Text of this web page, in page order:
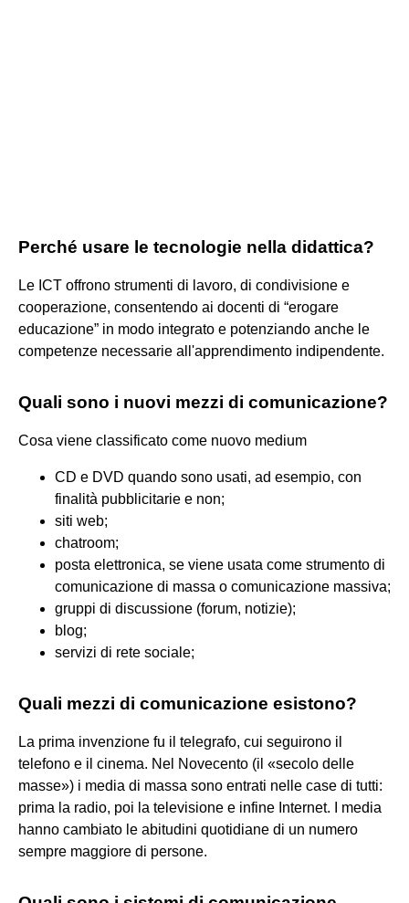
Perché usare le tecnologie nella didattica?
Le ICT offrono strumenti di lavoro, di condivisione e
cooperazione, consentendo ai docenti di “erogare
educazione” in modo integrato e potenziando anche le
competenze necessarie all'apprendimento indipendente.
Quali sono i nuovi mezzi di comunicazione?
Cosa viene classificato come nuovo medium
CD e DVD quando sono usati, ad esempio, con
finalità pubblicitarie e non;
siti web;
chatroom;
posta elettronica, se viene usata come strumento di
comunicazione di massa o comunicazione massiva;
gruppi di discussione (forum, notizie);
blog;
servizi di rete sociale;
Quali mezzi di comunicazione esistono?
La prima invenzione fu il telegrafo, cui seguirono il
telefono e il cinema. Nel Novecento (il «secolo delle
masse») i media di massa sono entrati nelle case di tutti:
prima la radio, poi la televisione e infine Internet. I media
hanno cambiato le abitudini quotidiane di un numero
sempre maggiore di persone.